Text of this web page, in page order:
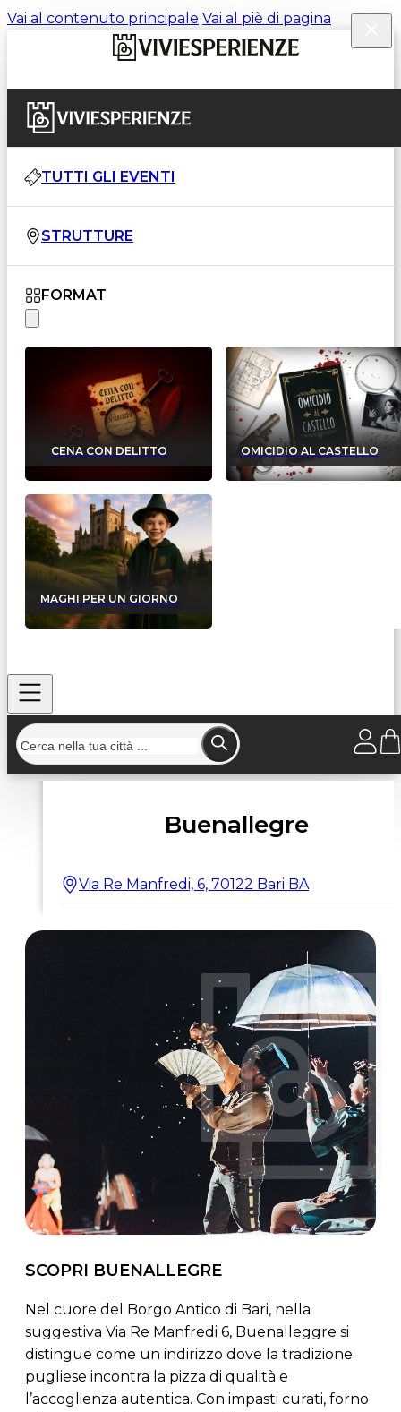
Vai al contenuto principale Vai al piè di pagina
TUTTI GLI EVENTI
STRUTTURE
FORMAT
CENA CON DELITTO OMICIDIO AL CASTELLO
MAGHI PER UN GIORNO
Home/Strutture/Buenallegre
Buenallegre
Via Re Manfredi, 6, 70122 Bari BA
SCOPRI BUENALLEGRE
Nel cuore del Borgo Antico di Bari, nella
suggestiva Via Re Manfredi 6, Buenalleggre si
distingue come un indirizzo dove la tradizione
pugliese incontra la pizza di qualità e
l’accoglienza autentica. Con impasti curati, forno